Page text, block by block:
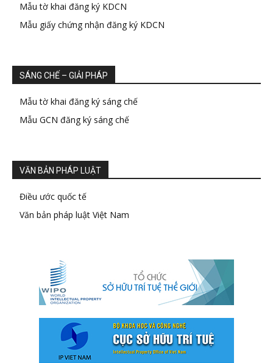
Mẫu tờ khai đăng ký KDCN
Mẫu giấy chứng nhận đăng ký KDCN
SÁNG CHẾ – GIẢI PHÁP
Mẫu tờ khai đăng ký sáng chế
Mẫu GCN đăng ký sáng chế
VĂN BẢN PHÁP LUẬT
Điều ước quốc tế
Văn bản pháp luật Việt Nam